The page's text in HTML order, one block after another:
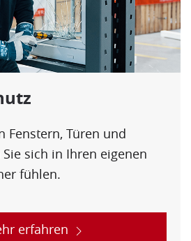
Fenstern, Türen und
sich in Ihren eigenen
fühlen.
erfahren